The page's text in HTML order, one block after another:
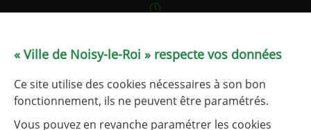
le service État civil est fermé les 1er et 3e lundis après-midi
Tableau de fréquentation
« Ville de Noisy-le-Roi » respecte vos données
Ce site utilise des cookies nécessaires à son bon
fonctionnement, ils ne peuvent être paramétrés.
Vous pouvez en revanche paramétrer les cookies